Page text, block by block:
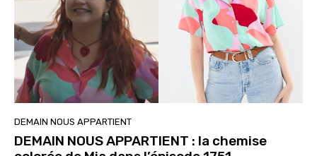
DEMAIN NOUS APPARTIENT
DEMAIN NOUS APPARTIENT : la chemise